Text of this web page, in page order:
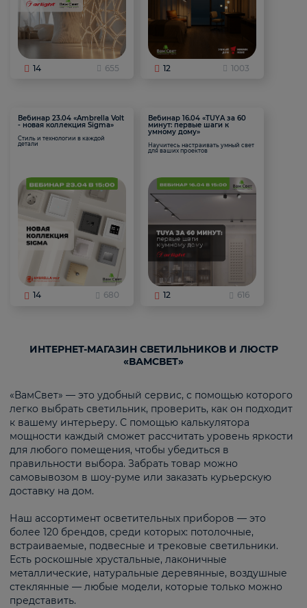
14 655 12 1003
Вебинар 23.04 «Ambrella Volt
- новая коллекция Sigma»
Стиль и технологии в каждой
детали
14 680
Вебинар 16.04 «TUYA за 60
минут: первые шаги к
умному дому»
Научитесь настраивать умный свет
для ваших проектов
12 616
ИНТЕРНЕТ-МАГАЗИН СВЕТИЛЬНИКОВ И ЛЮСТР
«ВАМСВЕТ»
«ВамСвет» — это удобный сервис, с помощью которого
легко выбрать светильник, проверить, как он подходит
к вашему интерьеру. С помощью калькулятора
мощности каждый сможет рассчитать уровень яркости
для любого помещения, чтобы убедиться в
правильности выбора. Забрать товар можно
самовывозом в шоу-руме или заказать курьерскую
доставку на дом.
Наш ассортимент осветительных приборов — это
более 120 брендов, среди которых: потолочные,
встраиваемые, подвесные и трековые светильники.
Есть роскошные хрустальные, лаконичные
металлические, натуральные деревянные, воздушные
стеклянные — любые модели, которые только можно
представить.